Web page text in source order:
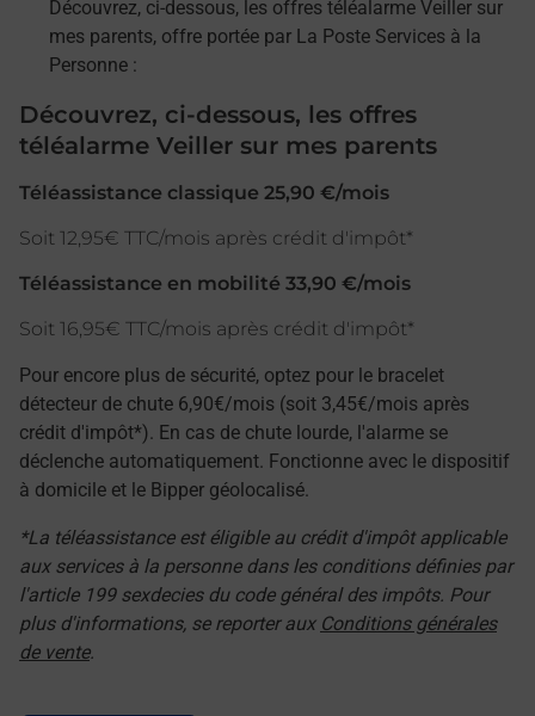
Découvrez, ci-dessous, les offres téléalarme Veiller sur
mes parents, offre portée par La Poste Services à la
Personne :
Découvrez, ci-dessous, les offres
téléalarme Veiller sur mes parents
Téléassistance classique 25,90 €/mois
Soit 12,95€ TTC/mois après crédit d'impôt*
Téléassistance en mobilité 33,90 €/mois
Soit 16,95€ TTC/mois après crédit d'impôt*
Pour encore plus de sécurité, optez pour le bracelet
détecteur de chute 6,90€/mois (soit 3,45€/mois après
crédit d'impôt*). En cas de chute lourde, l'alarme se
déclenche automatiquement. Fonctionne avec le dispositif
à domicile et le Bipper géolocalisé.
*La téléassistance est éligible au crédit d'impôt applicable
aux services à la personne dans les conditions définies par
l'article 199 sexdecies du code général des impôts. Pour
plus d'informations, se reporter aux Conditions générales
de vente.